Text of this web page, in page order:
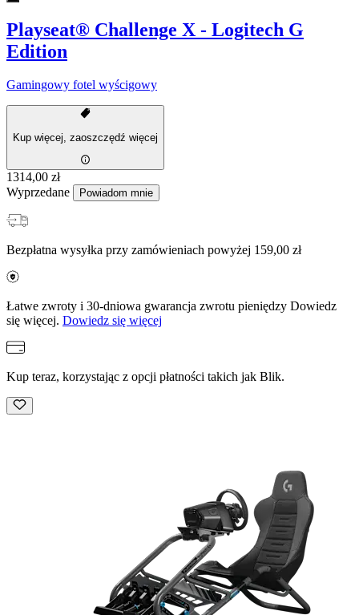
Playseat® Challenge X - Logitech G
Edition
Gamingowy fotel wyścigowy
Kup więcej, zaoszczędź więcej
1314,00 zł
Wyprzedane
Powiadom mnie
Bezpłatna wysyłka przy zamówieniach powyżej 159,00 zł
Łatwe zwroty i 30-dniowa gwarancja zwrotu pieniędzy Dowiedz
się więcej. Dowiedz się więcej
Kup teraz, korzystając z opcji płatności takich jak Blik.